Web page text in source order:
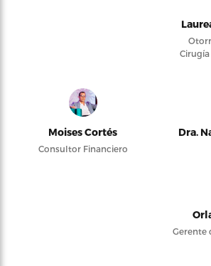
Cirugía
Moises Cortés
Consultor Financiero
Dra.
Gerente